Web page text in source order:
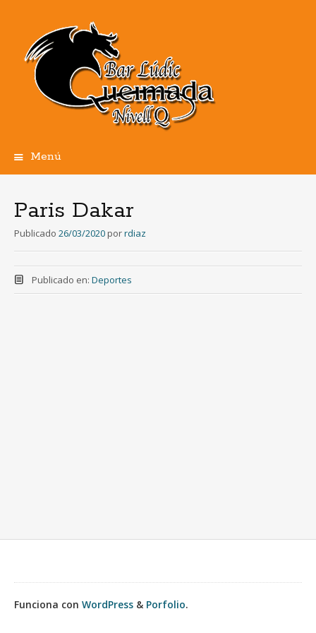
Menú
Paris Dakar
Publicado 26/03/2020 porrdiaz
Publicado en: Deportes
Funciona con WordPress & Porfolio.